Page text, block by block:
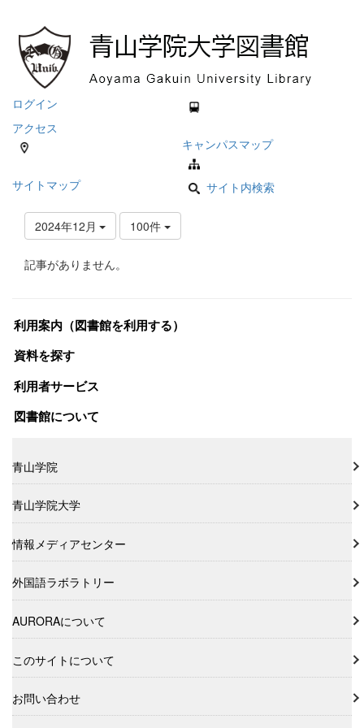
ログイン
アクセス
キャンパスマップ
サイトマップ サイト内検索
2024年12月 100件
記事がありません。
利用案内（図書館を利用する）
資料を探す
利用者サービス
図書館について
青山学院
青山学院大学
情報メディアセンター
外国語ラボラトリー
AURORAについて
このサイトについて
お問い合わせ